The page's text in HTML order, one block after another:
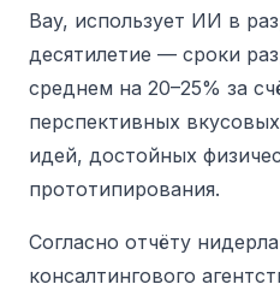
Bay, использует ИИ в
десятилетие — сроки
среднем на 20–25% за
перспективных
идей, достойных
прототипирования.
Согласно отчёту
консалтингового